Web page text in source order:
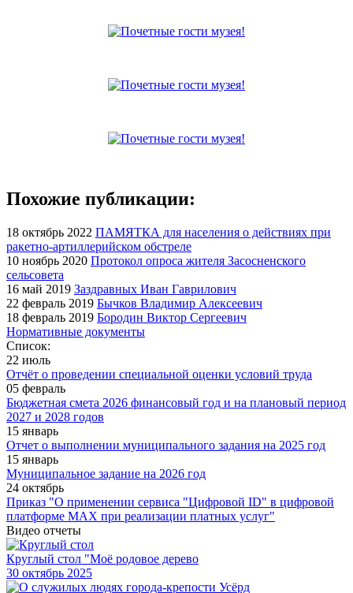
Похожие публикации:
18 октябрь 2022 ПАМЯТКА для населения о действиях при
ракетно-артиллерийском обстреле
10 ноябрь 2020 Протокол опроса жителя Засосненского
сельсовета
16 май 2019 Заздравных Иван Гаврилович
22 февраль 2019 Бычков Владимир Алексеевич
18 февраль 2019 Бородин Виктор Сергеевич
Нормативные документы
Список:
22 июль
Отчёт о проведении специальной оценки условий труда
05 февраль
Бюджетная смета 2026 финансовый год и на плановый период
2027 и 2028 годов
15 январь
Отчет о выполнении муниципального задания на 2025 год
15 январь
Муниципальное задание на 2026 год
24 октябрь
Приказ "О применении сервиса "Цифровой ID" в цифровой
платформе МАХ при реализации платных услуг"
Видео отчеты
Круглый стол "Моё родовое дерево
30 октябрь 2025